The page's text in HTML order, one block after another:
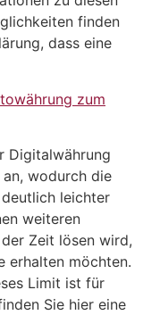
finden
dass eine
zum
Digitalwährung
wodurch die
leichter
weiteren
Zeit lösen wird,
erhalten möchten.
Limit ist für
Sie hier eine